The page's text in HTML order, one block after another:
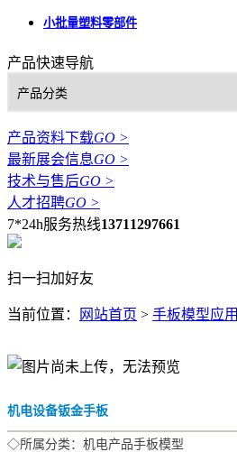
小批量塑料零部件
产品快速导航
产品资料下载GO >
最新展会信息GO >
技术与售后GO >
人才招聘GO >
7*24h服务热线13711297661
扫一扫加好友
当前位置： 网站首页 > 手板模型应用
机电设备钣金手板
◇所属分类：机电产品手板模型